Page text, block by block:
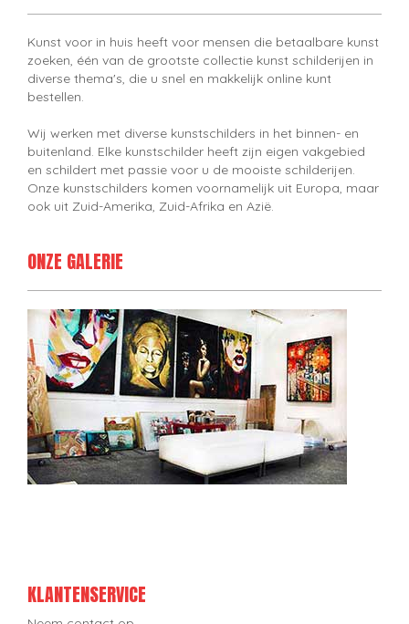
Kunst voor in huis heeft voor mensen die betaalbare kunst
zoeken, één van de grootste collectie kunst schilderijen in
diverse thema's, die u snel en makkelijk online kunt
bestellen.
Wij werken met diverse kunstschilders in het binnen- en
buitenland. Elke kunstschilder heeft zijn eigen vakgebied
en schildert met passie voor u de mooiste schilderijen.
Onze kunstschilders komen voornamelijk uit Europa, maar
ook uit Zuid-Amerika, Zuid-Afrika en Azië.
ONZE GALERIE
KLANTENSERVICE